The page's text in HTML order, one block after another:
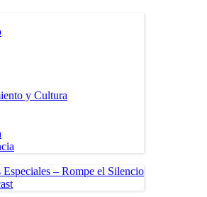
y Cultura
Especiales – Rompe el Silencio